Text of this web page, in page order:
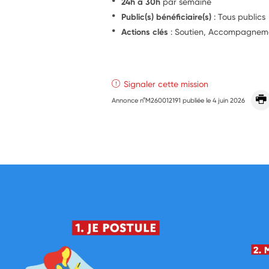
Public(s) bénéficiaire(s) : Tous publics
Actions clés : Soutien,
Signaler cette mission
Annonce n°M260012191 publiée le4 juin 2026